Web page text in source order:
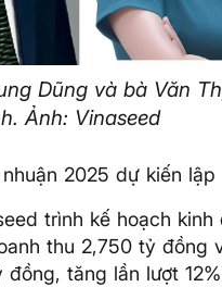
Dũng và bà Văn
Ảnh: Vinaseed
2025 dự kiến lập
trình kế hoạch kinh
thu 2,750 tỷ đồng
tăng lần lượt